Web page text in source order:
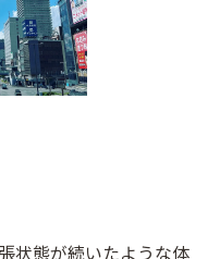
状態が続いたような体